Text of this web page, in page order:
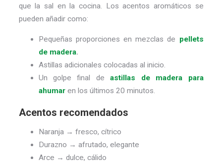
que la sal en la cocina. Los acentos aromáticos se
pueden añadir como:
Pequeñas proporciones en mezclas de pellets
de madera.
Astillas adicionales colocadas al inicio.
Un golpe final deastillas de madera para
ahumaren los últimos 20 minutos.
Acentos recomendados
Naranja → fresco, cítrico
Durazno → afrutado, elegante
Arce → dulce, cálido